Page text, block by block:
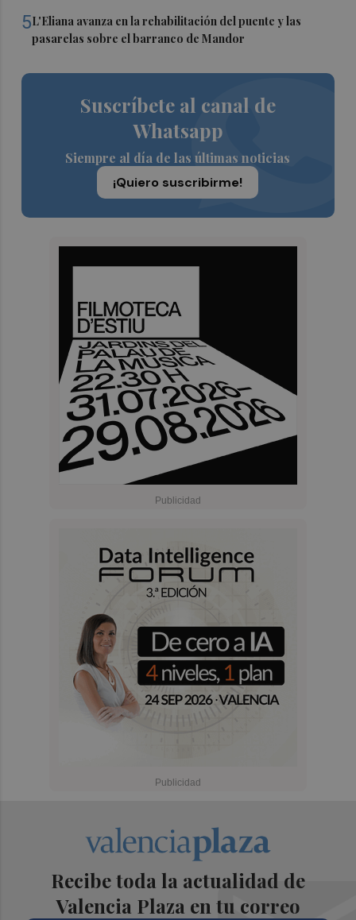
5L'Eliana avanza en la rehabilitación del puente y las
pasarelas sobre el barranco de Mandor
Suscríbete al canal de
Whatsapp
Siempre al día de las últimas noticias
¡Quiero suscribirme!
Recibe toda la actualidad de
Valencia Plaza en tu correo